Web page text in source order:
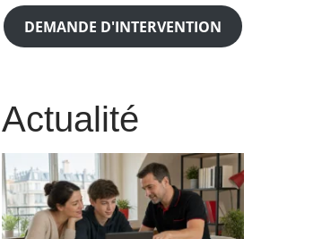
DEMANDE D'INTERVENTION
Actualité